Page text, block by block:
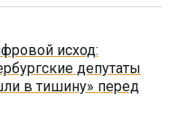
исход:
депутаты
в тишину» перед